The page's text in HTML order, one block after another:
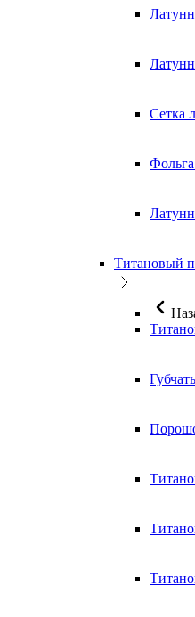
Сетка
Титановый